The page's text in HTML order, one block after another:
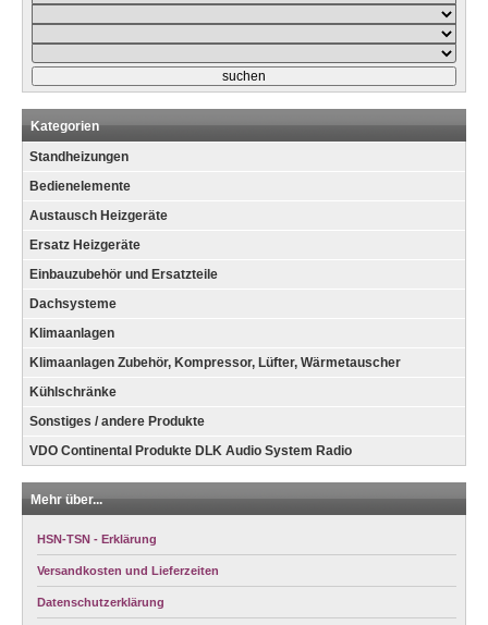
Kategorien
Standheizungen
Bedienelemente
Austausch Heizgeräte
Ersatz Heizgeräte
Einbauzubehör und Ersatzteile
Dachsysteme
Klimaanlagen
Klimaanlagen Zubehör, Kompressor, Lüfter, Wärmetauscher
Kühlschränke
Sonstiges / andere Produkte
VDO Continental Produkte DLK Audio System Radio
Mehr über...
HSN-TSN - Erklärung
Versandkosten und Lieferzeiten
Datenschutzerklärung